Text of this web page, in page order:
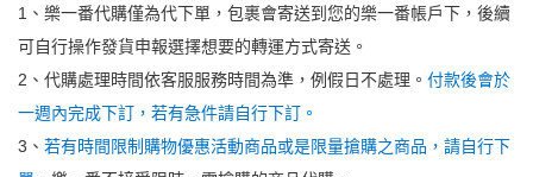
1、樂一番代購僅為代下單，包裹會寄送到您的樂一番帳戶下，後續
可自行操作發貨申報選擇想要的轉運方式寄送。
2、代購處理時間依客服服務時間為準，例假日不處理。 付款後會於
一週內完成下訂，若有急件請自行下訂。
3、 若有時間限制購物優惠活動商品或是限量搶購之商品，請自行下